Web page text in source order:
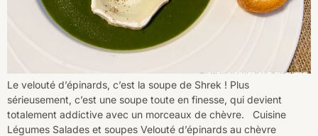
Le velouté d’épinards, c’est la soupe de Shrek ! Plus
sérieusement, c’est une soupe toute en finesse, qui devient
totalement addictive avec un morceaux de chèvre. Cuisine
Légumes Salades et soupes Velouté d’épinards au chèvre